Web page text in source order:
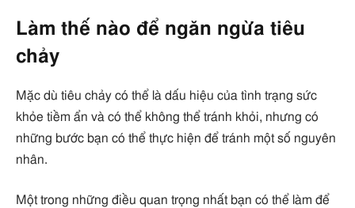
Làm thế nào để ngăn ngừa tiêu
chảy
Mặc dù tiêu chảy có thể là dấu hiệu của tình trạng sức
khỏe tiềm ẩn và có thể không thể tránh khỏi, nhưng có
những bước bạn có thể thực hiện để tránh một số nguyên
nhân.
Một trong những điều quan trọng nhất bạn có thể làm để